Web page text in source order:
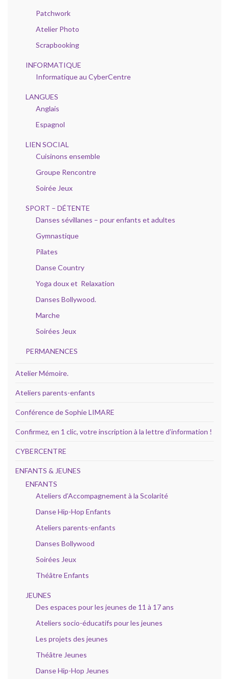
Patchwork
Atelier Photo
Scrapbooking
INFORMATIQUE
Informatique au CyberCentre
LANGUES
Anglais
Espagnol
LIEN SOCIAL
Cuisinons ensemble
Groupe Rencontre
Soirée Jeux
SPORT – DÉTENTE
Danses sévillanes – pour enfants et adultes
Gymnastique
Pilates
Danse Country
Yoga doux et Relaxation
Danses Bollywood.
Marche
Soirées Jeux
PERMANENCES
Atelier Mémoire.
Ateliers parents-enfants
Conférence de Sophie LIMARE
Confirmez, en 1 clic, votre inscription à la lettre d’information !
CYBERCENTRE
ENFANTS & JEUNES
ENFANTS
Ateliers d’Accompagnement à la Scolarité
Danse Hip-Hop Enfants
Ateliers parents-enfants
Danses Bollywood
Soirées Jeux
Théâtre Enfants
JEUNES
Des espaces pour les jeunes de 11 à 17 ans
Ateliers socio-éducatifs pour les jeunes
Les projets des jeunes
Théâtre Jeunes
Danse Hip-Hop Jeunes